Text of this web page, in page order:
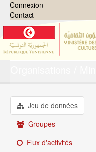
Connexion
Contact
Groupes
Demandes
À propos
Jeu de données
Groupes
Flux d'activités